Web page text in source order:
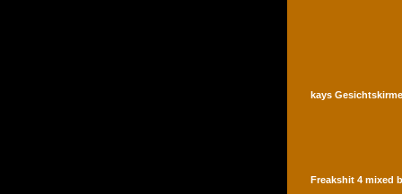
kays
Freakshit 4 mixed